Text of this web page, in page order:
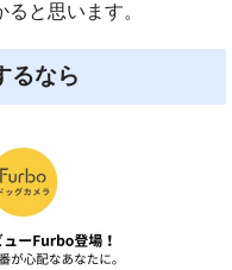
と思います。
るなら